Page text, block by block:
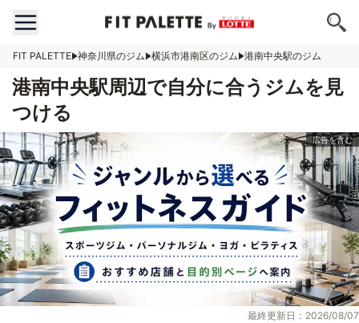
FIT PALETTE 神奈川県のジム 横浜市港南区のジム 港南中央駅のジム
港南中央駅周辺で自分に合うジムを見
つける
最終更新日：2026/08/07